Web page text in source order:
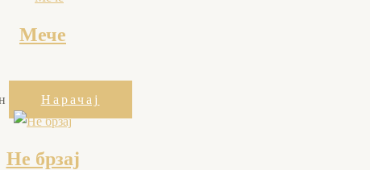
Мече
Нарачај
Не брзај